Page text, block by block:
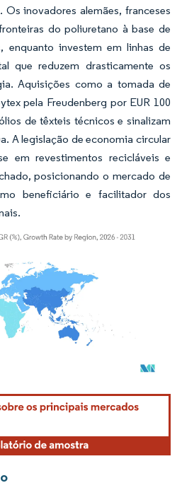
inovadores alemães, franceses
do poliuretano à base de
enquanto investem em linhas de
que reduzem drasticamente os
Aquisições como a tomada de
pela Freudenberg por EUR 100
de têxteis técnicos e sinalizam
A legislação de economia circular
em revestimentos recicláveis e
posicionando o mercado de
beneficiário e facilitador dos
requer atribuição conforme CC BY 4.0.